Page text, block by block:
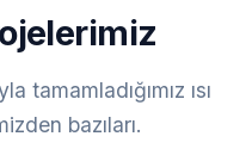
tamamladığımız ısı
bazıları.